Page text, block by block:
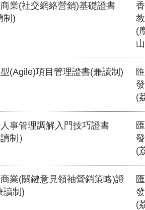
業(社交網絡營銷)基礎證書
制)
(
(Agile)項目管理證書(兼讀制)
(
事管理調解入門技巧證書
制）
(
業(關鍵意見領袖營銷策略)證
讀制)
(